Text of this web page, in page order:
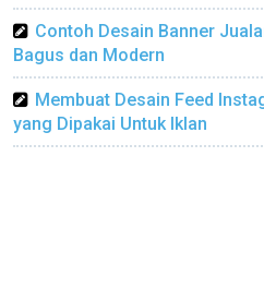
Contoh Desain Banner
Bagus dan Modern
Membuat Desain Feed
yang Dipakai Untuk Iklan